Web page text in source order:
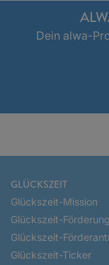
Dein alwa-
GLÜCKSZEIT
Glückszeit-Mission
Glückszeit-Förderung
Glückszeit-
Glückszeit-Ticker